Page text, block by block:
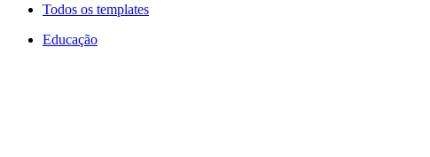
Todos os templates
Educação